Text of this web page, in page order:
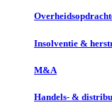
Insolventie &
M&A
Handels- &